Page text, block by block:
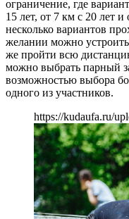
ограничение, где
15 лет, от 7 км с 20 лет
несколько вариантов
желании можно
же пройти всю
можно выбрать парный
возможностью выбора
одного из участников.
https://kudaufa.ru/